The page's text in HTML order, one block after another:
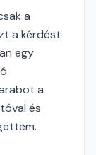
a
a kérdést
egy
a
és